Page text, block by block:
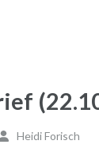
Heidi Forisch